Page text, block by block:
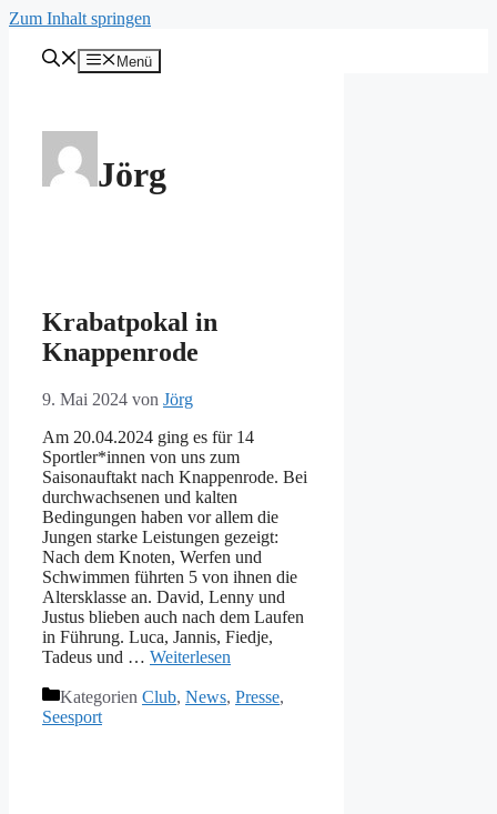
Zum Inhalt springen
Menü
Jörg
Krabatpokal in
Knappenrode
9. Mai 2024 von Jörg
Am 20.04.2024 ging es für 14
Sportler*innen von uns zum
Saisonauftakt nach Knappenrode. Bei
durchwachsenen und kalten
Bedingungen haben vor allem die
Jungen starke Leistungen gezeigt:
Nach dem Knoten, Werfen und
Schwimmen führten 5 von ihnen die
Altersklasse an. David, Lenny und
Justus blieben auch nach dem Laufen
in Führung. Luca, Jannis, Fiedje,
Tadeus und … Weiterlesen
Kategorien Club, News, Presse,
Seesport